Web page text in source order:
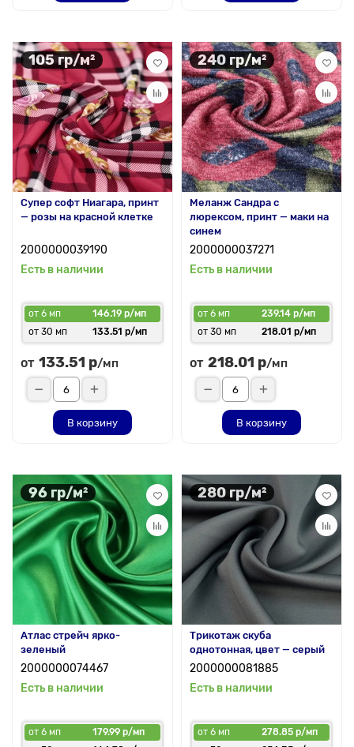
105 гр/м²
Супер софт Ниагара, принт
— розы на красной клетке
2000000039190
Есть в наличии
от 6 мп
146.19 р/мп
от 30 мп
133.51 р/мп
от 133.51 р/мп
В корзину
240 гр/м²
Меланж Сандра с
люрексом, принт — маки на
синем
2000000037271
Есть в наличии
от 6 мп
239.14 р/мп
от 30 мп
218.01 р/мп
от 218.01 р/мп
В корзину
96 гр/м²
Атлас стрейч ярко-
зеленый
2000000074467
Есть в наличии
от 6 мп
179.99 р/мп
280 гр/м²
Трикотаж скуба
однотонная, цвет — серый
2000000081885
Есть в наличии
от 6 мп
278.85 р/мп